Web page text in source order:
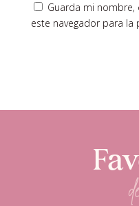
Guarda mi nombre,
este navegador para la